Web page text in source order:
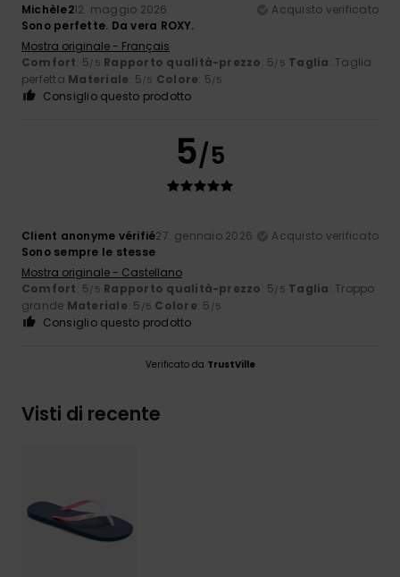
Michèle212. maggio 2026
Acquisto verificato
Sono perfette. Da vera ROXY.
Mostra originale - Français
Comfort: 5/5 Rapporto qualità-prezzo: 5/5 Taglia: Taglia
perfetta Materiale: 5/5 Colore: 5/5
Consiglio questo prodotto
5/5
Client anonyme vérifié27. gennaio 2026
Acquisto verificato
Sono sempre le stesse
Mostra originale - Castellano
Comfort: 5/5 Rapporto qualità-prezzo: 5/5 Taglia: Troppo
grande Materiale: 5 /5 Colore: 5 /5
Consiglio questo prodotto
Verificato da TrustVille
Visti di recente